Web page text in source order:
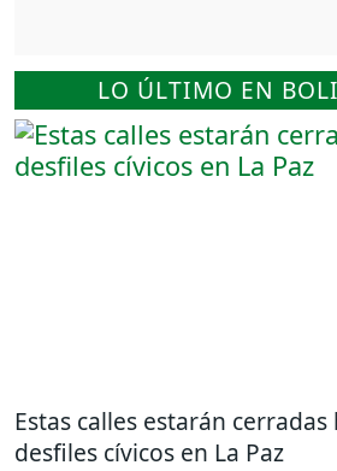
LO ÚLTIMO EN
Estas calles estarán
desfiles cívicos en La Paz